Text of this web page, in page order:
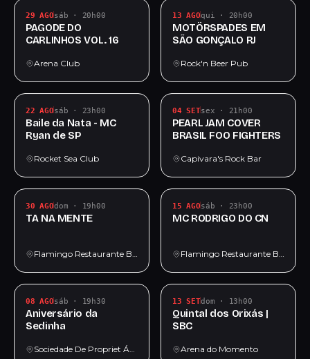
29 AGOsáb · 20h00
PAGODE DO
CARLINHOS VOL. 16
Arena Club
13 AGOqui · 20h00
MOTÖRSPADES EM
SÃO GONÇALO RJ
Rock'n Beer Pub
22 AGOsáb · 23h00
Baile da Nata - MC
Ryan de SP
Rocket Sea Club
04 SETsex · 21h00
PEARL JAM COVER
BRASIL FOO FIGHTERS
Capivara's Rock Bar
30 AGOdom · 19h00
TA NA MENTE
Flamingo Restaurante Bar
15 AGOsáb · 23h00
MC RODRIGO DO CN
Flamingo Restaurante Bar
08 AGOsáb · 19h30
Aniversário da
Sedinha
Sociedade De Propriet Ários E Moradores Unidos Do Marapé
13 SETdom · 13h00
Quintal dos Orixás |
SBC
Arena do Momento